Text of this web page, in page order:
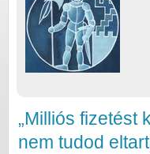
„Milliós fizetést
nem tudod